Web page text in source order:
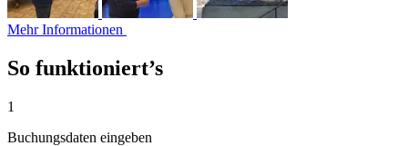
Mehr Informationen
So funktioniert’s
1
Buchungsdaten eingeben